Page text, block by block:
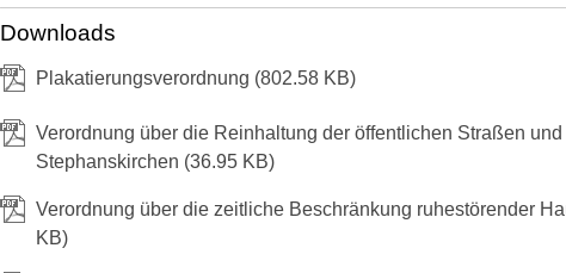
Downloads
Plakatierungsverordnung (802.58 KB)
Verordnung über die Reinhaltung der öffentlichen Straßen
Stephanskirchen (36.95 KB)
Verordnung über die zeitliche Beschränkung ruhestörender
KB)